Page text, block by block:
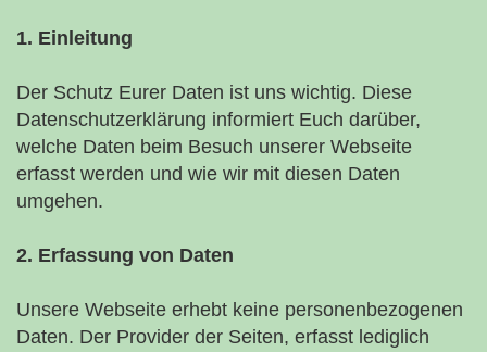
1. Einleitung
Der Schutz Eurer Daten ist uns wichtig. Diese
Datenschutzerklärung informiert Euch darüber,
welche Daten beim Besuch unserer Webseite
erfasst werden und wie wir mit diesen Daten
umgehen.
2. Erfassung von Daten
Unsere Webseite erhebt keine personenbezogenen
Daten. Der Provider der Seiten, erfasst lediglich